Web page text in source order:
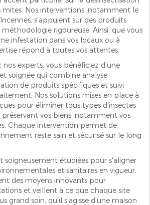
Nos interventions, notamment le
s'appuient sur des produits
rigoureuse. Ainsi, que vous
infestation dans vos locaux ou à
répond à toutes vos attentes.
nos experts, vous bénéficiez d'une
soignée qui combine analyse
de produits spécifiques et suivi
Nos solutions mises en place à
pour éliminer tous types d'insectes
vos biens, notamment vos
Chaque intervention permet de
reste sain et sécurisé sur le long
soigneusement étudiées pour s'aligner
et sanitaires en vigueur.
des moyens innovants pour
et veillent à ce que chaque site
grand soin, qu'il s'agisse d'une maison